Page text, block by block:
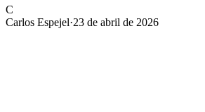
C
Carlos Espejel·23 de abril de 2026